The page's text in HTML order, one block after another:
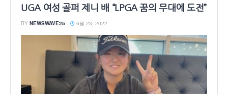
UGA 여성 골퍼 제니 배 “LPGA 꿈의 무대에 도전”
BY NEWSWAVE25 6월 23, 2022